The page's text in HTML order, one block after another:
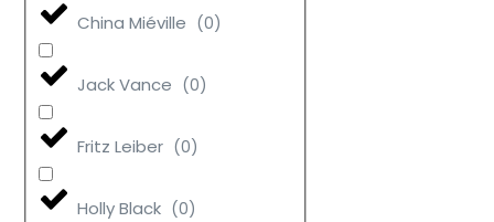
China Miéville (0)
Jack Vance (0)
Fritz Leiber (0)
Holly Black (0)